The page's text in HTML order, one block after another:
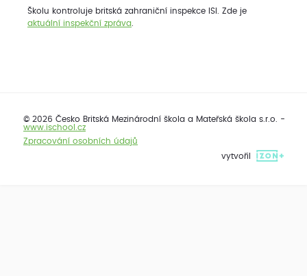
Školu kontroluje britská zahraniční inspekce ISI. Zde je
aktuální inspekční zpráva
© 2026 Česko Britská Mezinárodní škola a Mateřská škola s.r.o. -
www.ischool.cz
Zpracování osobních údajů
vytvořil